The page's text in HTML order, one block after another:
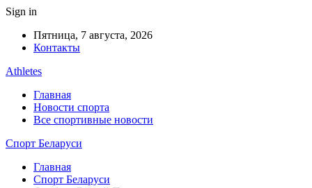
Sign in
Пятница, 7 августа, 2026
Контакты
Athletes
Главная
Новости спорта
Все спортивные новости
Спорт Беларуси
Главная
Спорт Беларуси